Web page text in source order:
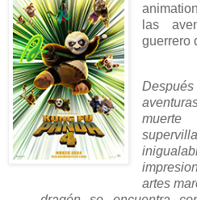
las
guerrero
artes